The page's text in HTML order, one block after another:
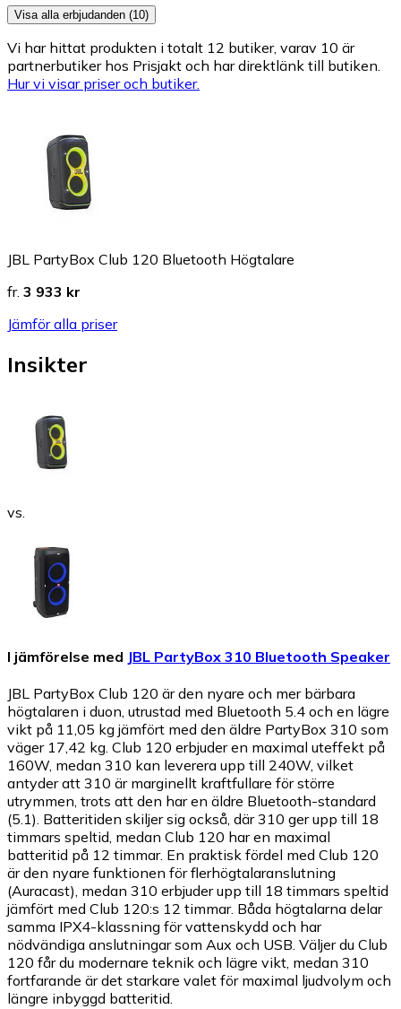
Visa alla erbjudanden (10)
Vi har hittat produkten i totalt 12 butiker, varav 10 är
partnerbutiker hos Prisjakt och har direktlänk till butiken.
Hur vi visar priser och butiker.
JBL PartyBox Club 120 Bluetooth Högtalare
fr. 3 933 kr
Jämför alla priser
Insikter
vs.
I jämförelse med JBL PartyBox 310 Bluetooth Speaker
JBL PartyBox Club 120 är den nyare och mer bärbara
högtalaren i duon, utrustad med Bluetooth 5.4 och en lägre
vikt på 11,05 kg jämfört med den äldre PartyBox 310 som
väger 17,42 kg. Club 120 erbjuder en maximal uteffekt på
160W, medan 310 kan leverera upp till 240W, vilket
antyder att 310 är marginellt kraftfullare för större
utrymmen, trots att den har en äldre Bluetooth-standard
(5.1). Batteritiden skiljer sig också, där 310 ger upp till 18
timmars speltid, medan Club 120 har en maximal
batteritid på 12 timmar. En praktisk fördel med Club 120
är den nyare funktionen för flerhögtalaranslutning
(Auracast), medan 310 erbjuder upp till 18 timmars speltid
jämfört med Club 120:s 12 timmar. Båda högtalarna delar
samma IPX4-klassning för vattenskydd och har
nödvändiga anslutningar som Aux och USB. Väljer du Club
120 får du modernare teknik och lägre vikt, medan 310
fortfarande är det starkare valet för maximal ljudvolym och
längre inbyggd batteritid.